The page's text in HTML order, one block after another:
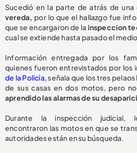
Sucedió en la parte de atrás de una
vereda, por lo que el hallazgo fue
que se encargaron de la inspeccion
cual se extiende hasta pasado el
Información entregada por los
quienes fueron entrevistados por los
de la Policía,señala que los tres pelaos
de sus casas en dos motos, pero
aprendido las alarmas de su
Durante la inspección judicial,
encontraron las motos en que se
autoridades están en su búsqueda.